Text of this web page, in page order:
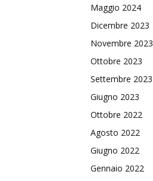
Maggio 2024
Dicembre 2023
Novembre 2023
Ottobre 2023
Settembre 2023
Giugno 2023
Ottobre 2022
Agosto 2022
Giugno 2022
Gennaio 2022